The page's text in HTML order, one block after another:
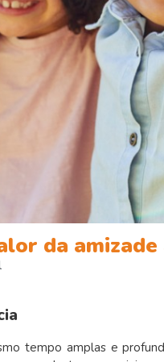
da
tempo amplas e